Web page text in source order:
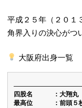
平成２５年（２０１
角界入りの決心がつ
大阪府出身一覧
四股名
大翔丸
最高位
前頭５